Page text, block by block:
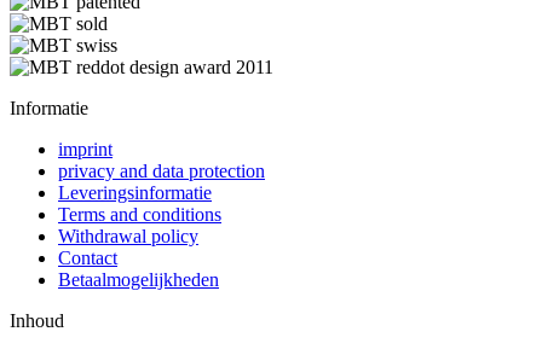
Informatie
imprint
privacy and data protection
Leveringsinformatie
Terms and conditions
Withdrawal policy
Contact
Betaalmogelijkheden
Inhoud